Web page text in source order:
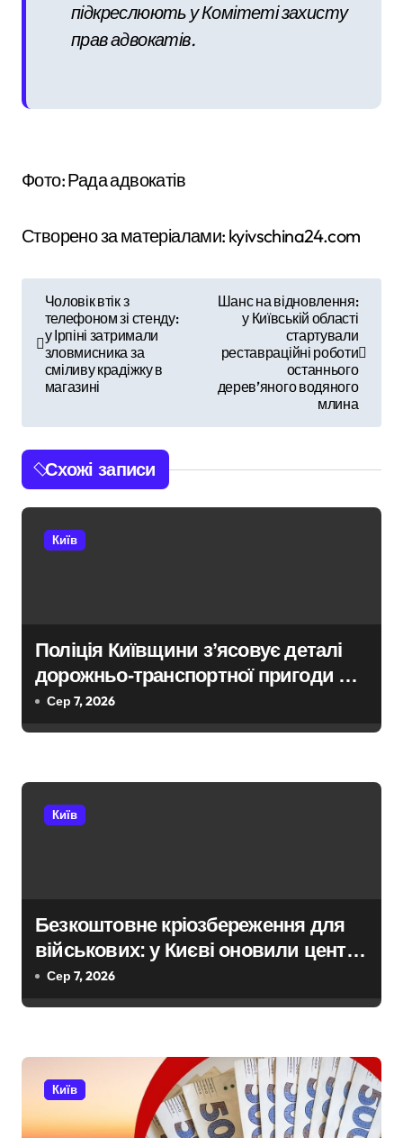
підкреслюють у Комітеті захисту
прав адвокатів.
Фото: Рада адвокатів
Створено за матеріалами: kyivschina24.com
г
а
ц
п
и
с
Чоловік втік з
телефоном зі стенду:
у Ірпіні затримали
зловмисника за
сміливу крадіжку в
магазині
Шанс на відновлення:
у Київській області
стартували
реставраційні роботи
останнього
дерев’яного водяного
млина
Схожі записи
Київ
Поліція Київщини з’ясовує деталі
дорожньо-транспортної пригоди в
селі Щербаки за участю двох
Сер 7, 2026
Київ
Безкоштовне кріозбереження для
військових: у Києві оновили центр
репродуктивної медицини
Сер 7, 2026
Київ